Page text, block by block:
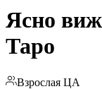
Ясно
Таро
Взрослая ЦА